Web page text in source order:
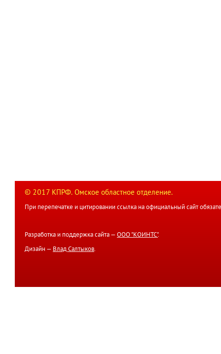
© 2017 КПРФ. Омское областное отделение.
При перепечатке и цитировании ссылка на официальный сайт
Разработка и поддержка сайта — ООО "КОИНТС".
Дизайн — Влад Салтыков.